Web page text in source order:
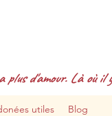
d'amour. Là où il
utiles Blog